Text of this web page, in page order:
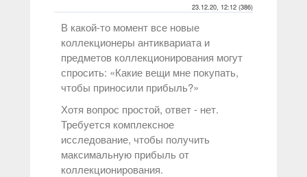
23.12.20, 12:12 (386)
В какой-то момент все новые
коллекционеры антиквариата и
предметов коллекционирования могут
спросить: «Какие вещи мне покупать,
чтобы приносили прибыль?»
Хотя вопрос простой, ответ - нет.
Требуется комплексное
исследование, чтобы получить
максимальную прибыль от
коллекционирования.